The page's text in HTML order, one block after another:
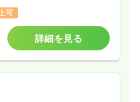
可
詳細を見る